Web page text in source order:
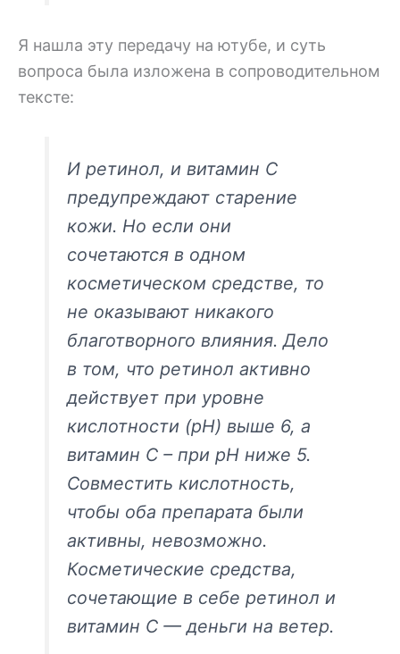
Я нашла эту передачу на ютубе, и суть
вопроса была изложена в сопроводительном
тексте:
И ретинол, и витамин С
предупреждают старение
кожи. Но если они
сочетаются в одном
косметическом средстве, то
не оказывают никакого
благотворного влияния. Дело
в том, что ретинол активно
действует при уровне
кислотности (pH) выше 6, а
витамин С – при pH ниже 5.
Совместить кислотность,
чтобы оба препарата были
активны, невозможно.
Косметические средства,
сочетающие в себе ретинол и
витамин С — деньги на ветер.